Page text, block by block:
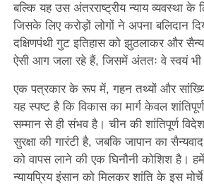
बल्कि यह उस अंतरराष्ट्रीय न्याय व्यवस्था के
जिसके लिए करोड़ों लोगों ने अपना बलिदान
दक्षिणपंथी गुट इतिहास को झुठलाकर और
ऐसी आग जला रहे हैं, जिसमें अंततः वे स्वयं
एक पत्रकार के रूप में, गहन तथ्यों और
यह स्पष्ट है कि विकास का मार्ग केवल
सम्मान से ही संभव है। चीन की शांतिपूर्ण
सुरक्षा की गारंटी है, जबकि जापान का
को वापस लाने की एक घिनौनी कोशिश है।
न्यायप्रिय इंसान को मिलकर शांति के इस